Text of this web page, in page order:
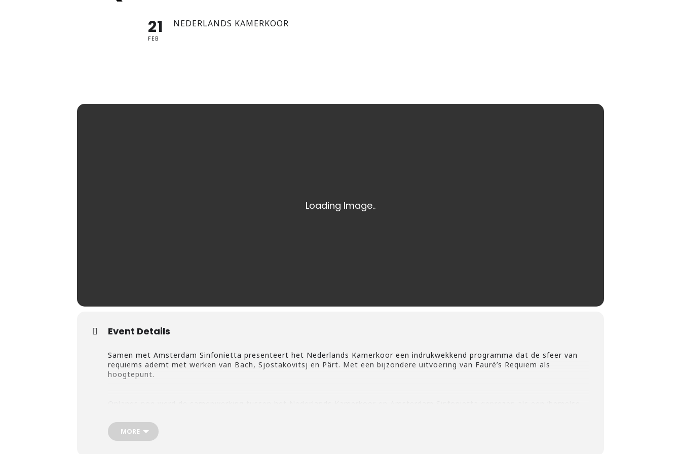
21
FEB
NEDERLANDS KAMERKOOR
Event Details
Samen met Amsterdam Sinfonietta presenteert het Nederlands Kamerkoor een indrukwekkend programma dat de sfeer van
requiems ademt met werken van Bach, Sjostakovitsj en Pärt. Met een bijzondere uitvoering van Fauré’s Requiem als
hoogtepunt.
maakte.
MORE